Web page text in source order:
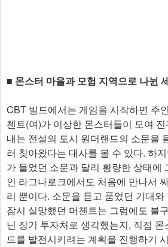
■ 몬스터 마을과 모험 지역으로 나뉜
CBT 빌드에서는 게임을 시작하면 주
첸트(여)가 이상한 몬스터들이 모여
내는 전설의 도시 원더랜드의 소문을
러 찾아왔다는 대사를 볼 수 있다. 하
가 들었던 소문과 달리 황량한 상태에
인 라그나로크에서도 처음에 만나서
리 뿐이다. 소문을 듣고 품었던 기대
잠시 실망했던 머첸트는 그럼에도 불
닌 장기 투자처로 생각했는지, 직접
드를 발전시키려는 계획을 진행하기